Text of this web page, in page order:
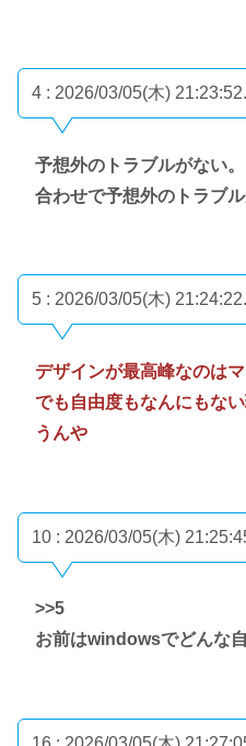
4 : 2026/03/05(木)
予想外のトラブルがない
合わせで予想外のトラブ
5 : 2026/03/05(木)
デザインが最高峰なのは
でも自由度もなんにもな
うんや
10 : 2026/03/05(木)
>>5
お前はwindowsでどんな